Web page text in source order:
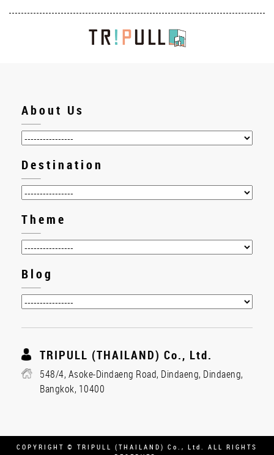
About Us
Destination
Theme
Blog
TRIPULL (THAILAND) Co., Ltd.
548/4, Asoke-Dindaeng Road, Dindaeng, Dindaeng,
Bangkok, 10400
COPYRIGHT © TRIPULL (THAILAND) Co., Ltd. ALL RIGHTS